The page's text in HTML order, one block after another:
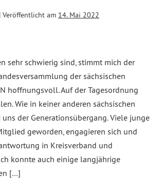
| Veröffentlicht am 14. Mai 2022
sehr schwierig sind, stimmt mich der
der sächsischen
hoffnungsvoll. Auf der Tagesordnung
Wie in keiner anderen sächsischen
der Generationsübergang. Viele junge
geworden, engagieren sich und
in Kreisverband und
konnte auch einige langjährige
[…]